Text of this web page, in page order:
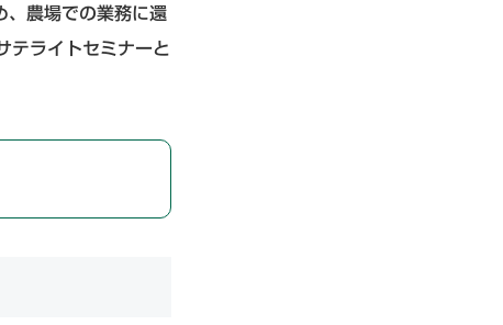
、農場での業務に還
テライトセミナーと